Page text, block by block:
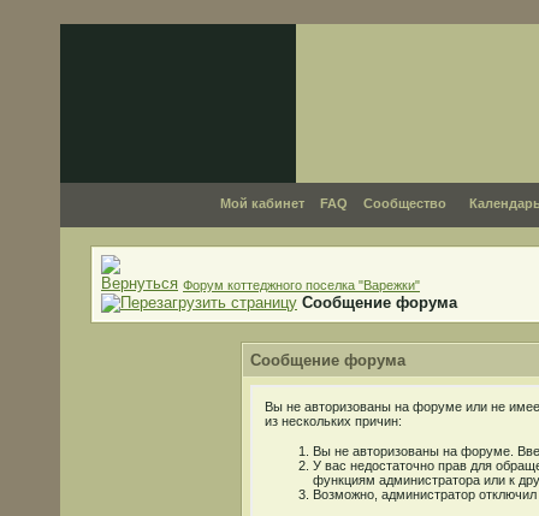
Мой кабинет FAQ Сообщество
Форум коттеджного поселка "Варежки"
Сообщение форума
Сообщение форума
Вы не авторизованы на форуме или не
из нескольких причин:
Вы не авторизованы на форуме.
У вас недостаточно прав для
функциям администратора или к
Возможно, администратор